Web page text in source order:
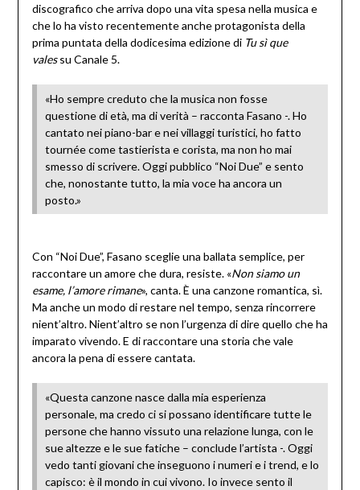
discografico che arriva dopo una vita spesa nella musica e
che lo ha visto recentemente anche protagonista della
prima puntata della dodicesima edizione di Tu sì que
valessu Canale 5.
«Ho sempre creduto che la musica non fosse
questione di età, ma di verità – racconta Fasano -. Ho
cantato nei piano-bar e nei villaggi turistici, ho fatto
tournée come tastierista e corista, ma non ho mai
smesso di scrivere. Oggi pubblico “Noi Due” e sento
che, nonostante tutto, la mia voce ha ancora un
posto.»
Con “Noi Due”, Fasano sceglie una ballata semplice, per
raccontare un amore che dura, resiste. «Non siamo un
esame, l’amore rimane», canta. È una canzone romantica, sì.
Ma anche un modo di restare nel tempo, senza rincorrere
nient’altro. Nient’altro se non l’urgenza di dire quello che ha
imparato vivendo. E di raccontare una storia che vale
ancora la pena di essere cantata.
«Questa canzone nasce dalla mia esperienza
personale, ma credo ci si possano identificare tutte le
persone che hanno vissuto una relazione lunga, con le
sue altezze e le sue fatiche – conclude l’artista -. Oggi
vedo tanti giovani che inseguono i numeri e i trend, e lo
capisco: è il mondo in cui vivono. Io invece sento il